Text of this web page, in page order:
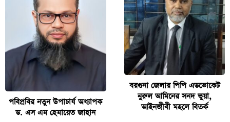
পবিপ্রবির নতুন উপাচার্য অধ্যাপক
ড. এস এম হেমায়েত জাহান
বরগুনা জেলার পিপি এডভোকেট
নুরুল আমিনের সনদ ভুয়া,
আইনজীবী মহলে বিতর্ক